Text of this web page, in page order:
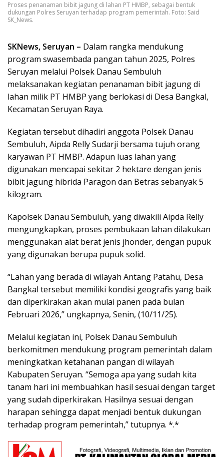
Proses penanaman bibit jagung di lahan PT HMBP, sebagai bentuk
dukungan Polres Seruyan terhadap program pemerintah. Foto: Said
SK_News.
SKNews, Seruyan – Dalam rangka mendukung
program swasembada pangan tahun 2025, Polres
Seruyan melalui Polsek Danau Sembuluh
melaksanakan kegiatan penanaman bibit jagung di
lahan milik PT HMBP yang berlokasi di Desa Bangkal,
Kecamatan Seruyan Raya.
Kegiatan tersebut dihadiri anggota Polsek Danau
Sembuluh, Aipda Relly Sudarji bersama tujuh orang
karyawan PT HMBP. Adapun luas lahan yang
digunakan mencapai sekitar 2 hektare dengan jenis
bibit jagung hibrida Paragon dan Betras sebanyak 5
kilogram.
Kapolsek Danau Sembuluh, yang diwakili Aipda Relly
mengungkapkan, proses pembukaan lahan dilakukan
menggunakan alat berat jenis jhonder, dengan pupuk
yang digunakan berupa pupuk solid.
“Lahan yang berada di wilayah Antang Patahu, Desa
Bangkal tersebut memiliki kondisi geografis yang baik
dan diperkirakan akan mulai panen pada bulan
Februari 2026,” ungkapnya, Senin, (10/11/25).
Melalui kegiatan ini, Polsek Danau Sembuluh
berkomitmen mendukung program pemerintah dalam
meningkatkan ketahanan pangan di wilayah
Kabupaten Seruyan. “Semoga apa yang sudah kita
tanam hari ini membuahkan hasil sesuai dengan target
yang sudah diperkirakan. Hasilnya sesuai dengan
harapan sehingga dapat menjadi bentuk dukungan
terhadap program pemerintah,” tutupnya. *.*